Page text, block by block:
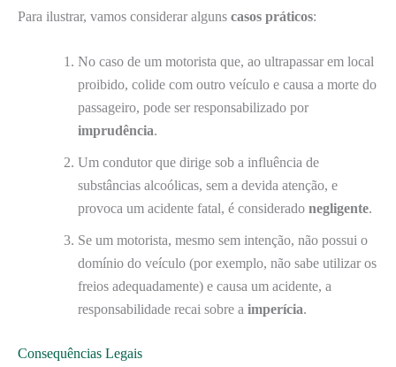
Para ilustrar, vamos considerar alguns casos práticos:
No caso de um motorista que, ao ultrapassar em local
proibido, colide com outro veículo e causa a morte do
passageiro, pode ser responsabilizado por
imprudência.
Um condutor que dirige sob a influência de
substâncias alcoólicas, sem a devida atenção, e
provoca um acidente fatal, é considerado negligente.
Se um motorista, mesmo sem intenção, não possui o
domínio do veículo (por exemplo, não sabe utilizar os
freios adequadamente) e causa um acidente, a
responsabilidade recai sobre a imperícia.
Consequências Legais